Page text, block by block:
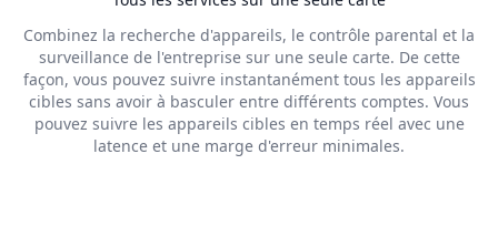
Combinez la recherche d'appareils, le contrôle parental et la
surveillance de l'entreprise sur une seule carte. De cette
façon, vous pouvez suivre instantanément tous les appareils
cibles sans avoir à basculer entre différents comptes. Vous
pouvez suivre les appareils cibles en temps réel avec une
latence et une marge d'erreur minimales.